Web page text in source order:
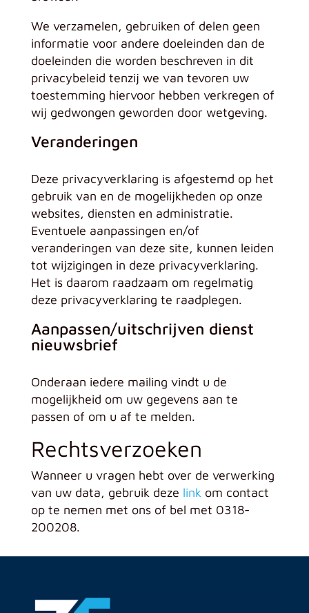
We verzamelen, gebruiken of delen geen
informatie voor andere doeleinden dan de
doeleinden die worden beschreven in dit
privacybeleid tenzij we van tevoren uw
toestemming hiervoor hebben verkregen of
wij gedwongen geworden door wetgeving.
Veranderingen
Deze privacyverklaring is afgestemd op het
gebruik van en de mogelijkheden op onze
websites, diensten en administratie.
Eventuele aanpassingen en/of
veranderingen van deze site, kunnen leiden
tot wijzigingen in deze privacyverklaring.
Het is daarom raadzaam om regelmatig
deze privacyverklaring te raadplegen.
Aanpassen/uitschrijven dienst
nieuwsbrief
Onderaan iedere mailing vindt u de
mogelijkheid om uw gegevens aan te
passen of om u af te melden.
Rechtsverzoeken
Wanneer u vragen hebt over de verwerking
van uw data, gebruik deze link om contact
op te nemen met ons of bel met 0318-
200208.